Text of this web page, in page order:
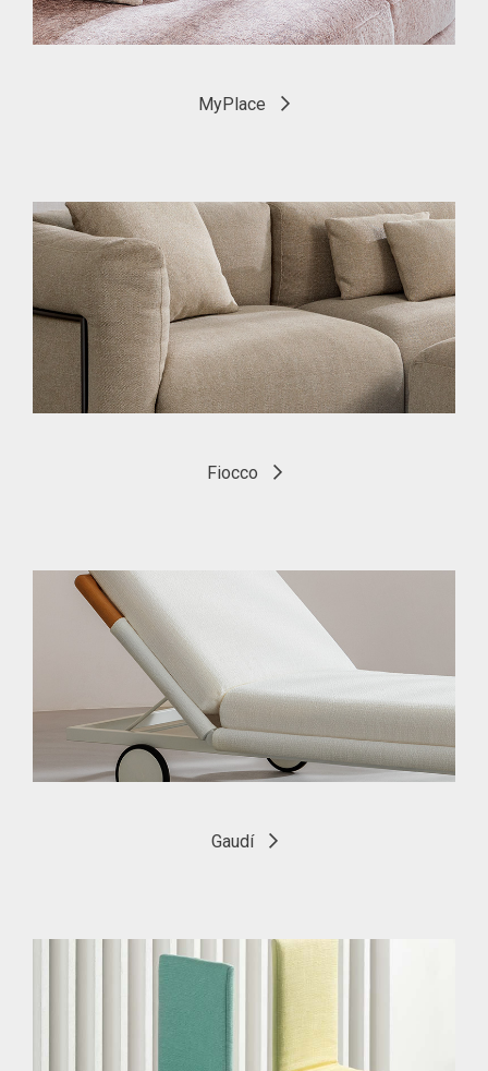
MyPlace
Fiocco
Gaudí